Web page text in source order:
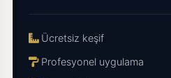
Ücretsiz keşif
Profesyonel uygulama